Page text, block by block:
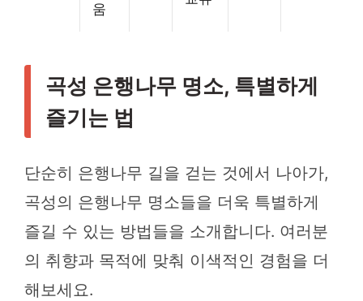
움
곡성 은행나무 명소, 특별하게
즐기는 법
단순히 은행나무 길을 걷는 것에서 나아가,
곡성의 은행나무 명소들을 더욱 특별하게
즐길 수 있는 방법들을 소개합니다. 여러분
의 취향과 목적에 맞춰 이색적인 경험을 더
해보세요.